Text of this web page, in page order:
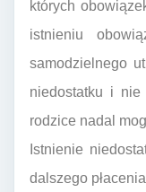
których
istnieniu
samodzielnego
niedostatku i
rodzice nadal
Istnienie
dalszego